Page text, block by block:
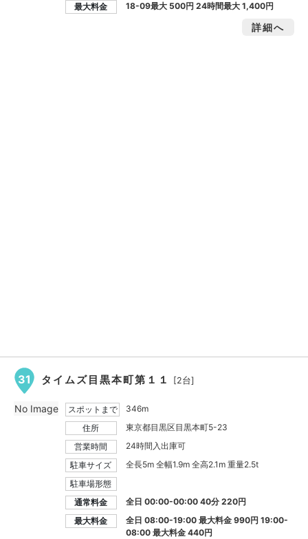
最大料金
18-09最大 500円24時間最大1,400円
詳細へ
31 タイムズ目黒本町第１１ [2台]
スポットまで
346m
住所
東京都目黒区目黒本町5-23
営業時間
24時間入出庫可
駐車サイズ
全長5m 全幅1.9m 全高2.1m 重量2.5t
駐車場形態
通常料金
全日 00:00-00:00 40分 220円
最大料金
全日 08:00-19:00 最大料金990円19:00-
08:00 最大料金440円
No Image